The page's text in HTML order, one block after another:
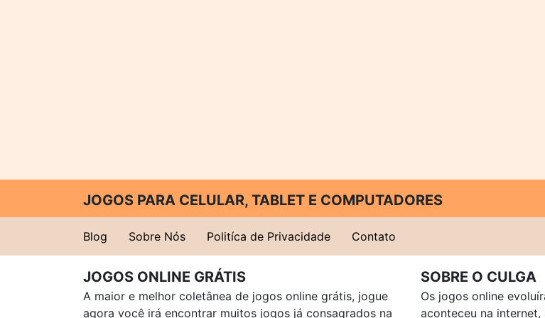
JOGOS PARA CELULAR, TABLET E COMPUTADORES
Blog Sobre Nós Politíca de Privacidade Contato
JOGOS ONLINE GRÁTIS
A maior e melhor coletânea de jogos online grátis, jogue
agora você irá encontrar muitos jogos já consagrados na
SOBRE O CULGA
Os jogos online
aconteceu na